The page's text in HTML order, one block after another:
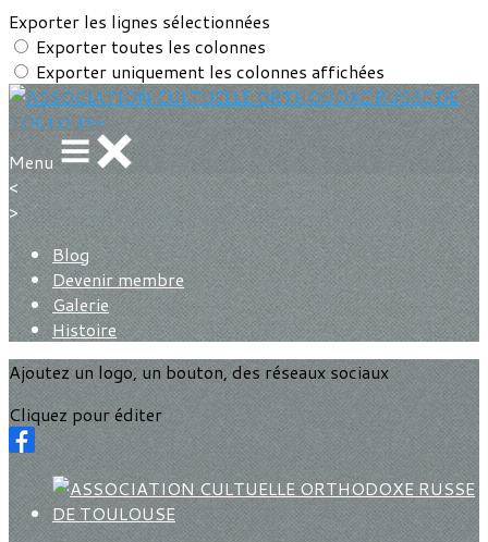
Exporter les lignes sélectionnées
Exporter toutes les colonnes
Exporter uniquement les colonnes affichées
Menu
<
>
Blog
Devenir membre
Galerie
Histoire
Ajoutez un logo, un bouton, des réseaux sociaux
Cliquez pour éditer